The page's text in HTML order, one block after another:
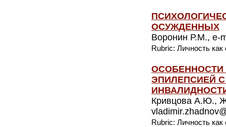
ОСУЖДЕННЫХ
Воронин Р.М., e-
Rubric: Личность
ОСОБЕННОСТИ
ЭПИЛЕПСИЕЙ
Кривцова А.Ю.,
Rubric: Личность